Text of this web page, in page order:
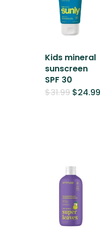
Kids mineral
sunscreen
SPF 30
$31.99 El
$24.99